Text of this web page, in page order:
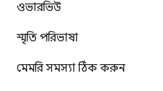
ওভারভিউ
স্মৃতি পরিভাষা
মেমরি সমস্যা ঠিক করুন